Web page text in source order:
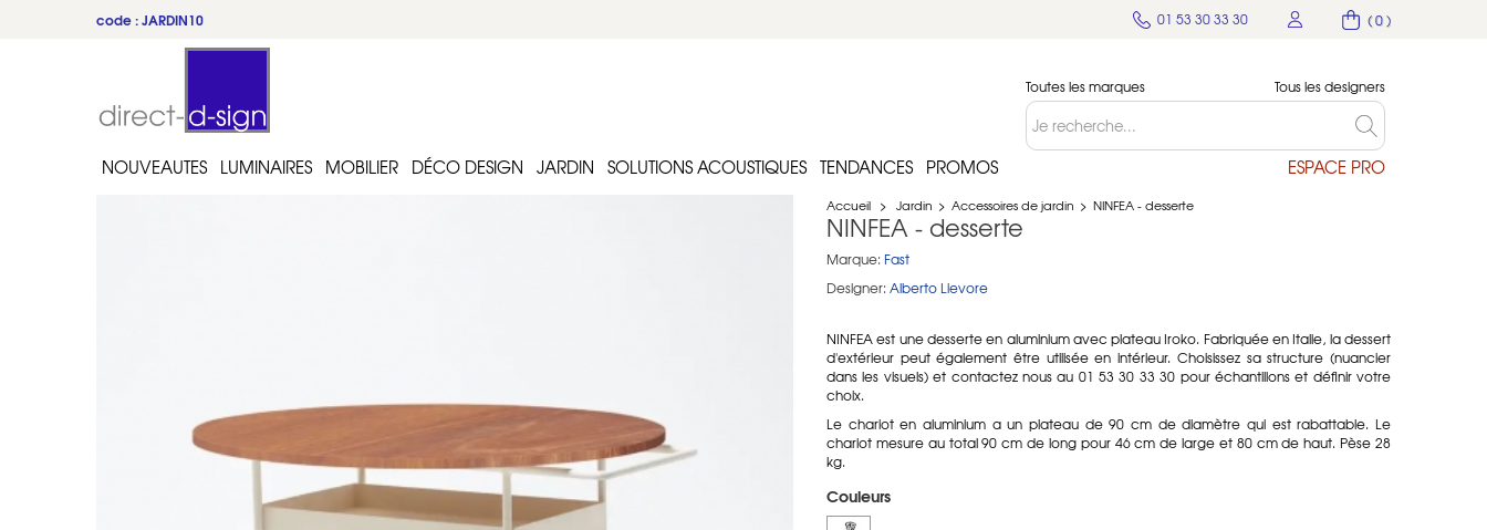
( 0 )
01 53 30 33 30
code : JARDIN10
Toutes les marques Tous les designers
NOUVEAUTES LUMINAIRES MOBILIER DÉCO DESIGN JARDIN SOLUTIONS ACOUSTIQUES TENDANCES PROMOS ESPACE PRO
Accueil > Jardin > Accessoires de jardin > NINFEA - desserte
NINFEA - desserte
Marque: Fast
Designer: Alberto Lievore
NINFEA est une desserte en aluminium avec plateau Iroko. Fabriquée en Italie, la dessert
d'extérieur peut également être utilisée en intérieur. Choisissez sa structure (nuancier
dans les visuels) et contactez nous au 01 53 30 33 30 pour échantillons et définir votre
choix.
Le chariot en aluminium a un plateau de 90 cm de diamètre qui est rabattable. Le
chariot mesure au total 90 cm de long pour 46 cm de large et 80 cm de haut. Pèse 28
kg.
Couleurs